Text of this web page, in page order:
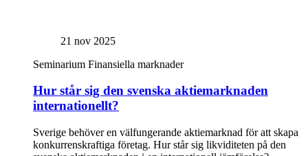
21 nov 2025
Seminarium Finansiella marknader
Hur står sig den svenska aktiemarknaden
internationellt?
Sverige behöver en välfungerande aktiemarknad för att skapa
konkurrenskraftiga företag. Hur står sig likviditeten på den